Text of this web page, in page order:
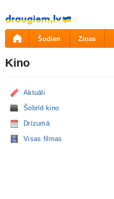
Pāriet
uz
saturu
Šodien Ziņas
Kino
Aktuāli
Šobrīd kino
Drīzumā
Visas filmas